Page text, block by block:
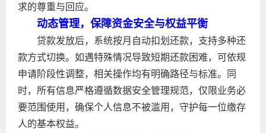
求的尊重与回应。
动态管理，保障资金安全与权益平衡
贷款发放后，系统按月自动扣划还款，支持多种还
款方式切换。如遇特殊情况导致短期还款困难，可依规
申请阶段性调整，相关操作均有明确路径与标准。同
时，所有信息严格遵循数据安全管理规范，仅限业务必
要范围使用，确保个人信息不被滥用，守护每一位缴存
人的基本权益。